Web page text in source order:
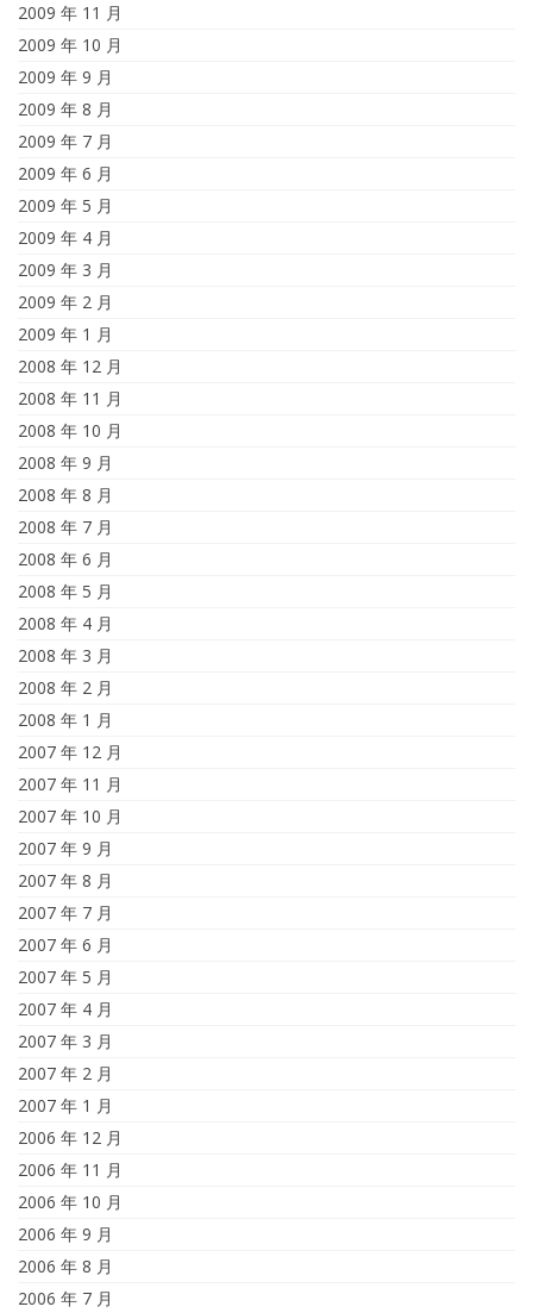
2009 年 11 月
2009 年 10 月
2009 年 9 月
2009 年 8 月
2009 年 7 月
2009 年 6 月
2009 年 5 月
2009 年 4 月
2009 年 3 月
2009 年 2 月
2009 年 1 月
2008 年 12 月
2008 年 11 月
2008 年 10 月
2008 年 9 月
2008 年 8 月
2008 年 7 月
2008 年 6 月
2008 年 5 月
2008 年 4 月
2008 年 3 月
2008 年 2 月
2008 年 1 月
2007 年 12 月
2007 年 11 月
2007 年 10 月
2007 年 9 月
2007 年 8 月
2007 年 7 月
2007 年 6 月
2007 年 5 月
2007 年 4 月
2007 年 3 月
2007 年 2 月
2007 年 1 月
2006 年 12 月
2006 年 11 月
2006 年 10 月
2006 年 9 月
2006 年 8 月
2006 年 7 月